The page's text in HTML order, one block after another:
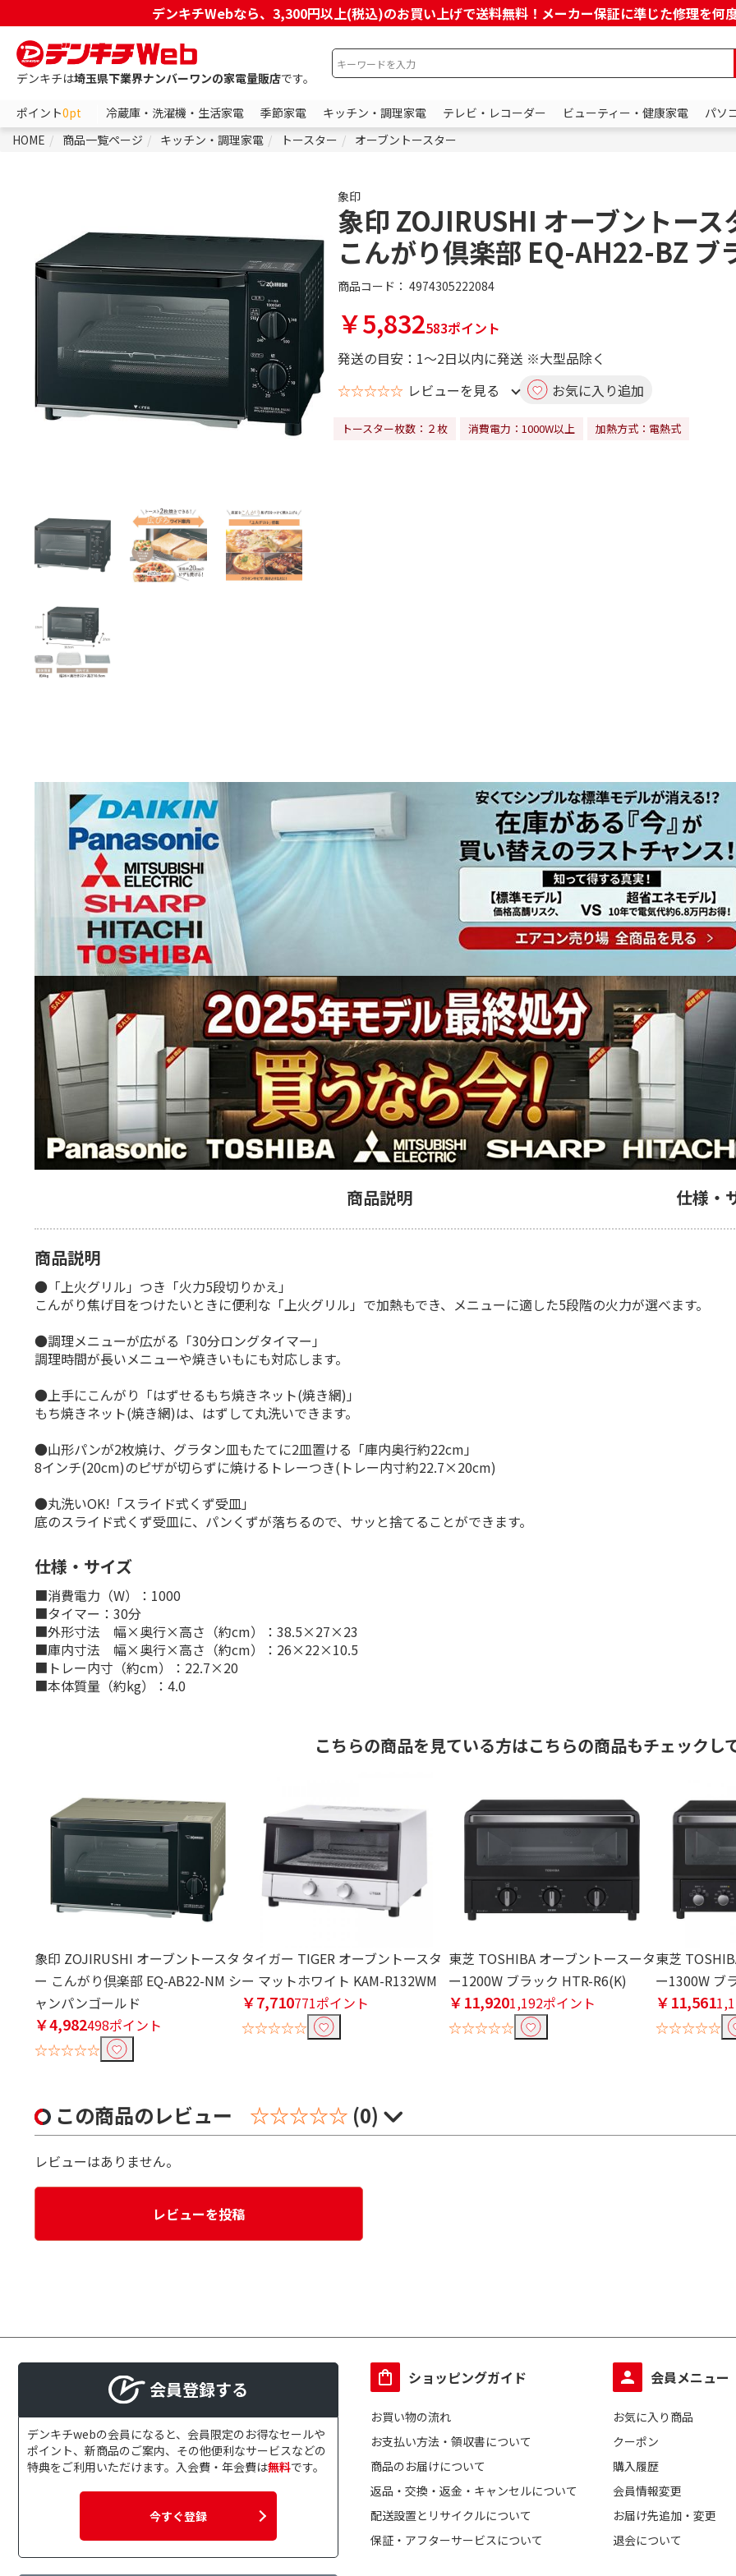
デンキチWebなら、3,300円以上(税込)のお買い上げで送料無料！メーカー保証に準じた修理を何
デンキチは埼玉県下業界ナンバーワンの家電量販店です。
ポイント0pt 冷蔵庫・洗濯機・生活家電 季節家電 キッチン・調理家電 テレビ・レコーダー ビューティー・健康家電
パソ
HOME
商品一覧ページ キッチン・調理家電 トースター オーブントースター
象印
象印 ZOJIRUSHI オーブントース
こんがり倶楽部 EQ-AH22-BZ ブ
商品コード： 4974305222084
￥5,832583ポイント
発送の目安：1～2日以内に発送 ※大型品除く
☆☆☆☆☆ レビューを見る お気に入り追加
トースター枚数：２枚 消費電力：1000W以上 加熱方式：電熱式
商品説明 仕様・
商品説明
●「上火グリル」つき「火力5段切りかえ」
こんがり焦げ目をつけたいときに便利な「上火グリル」で加熱もでき、メニューに適した5段階の火力が選べます。
●調理メニューが広がる「30分ロングタイマー」
調理時間が長いメニューや焼きいもにも対応します。
●上手にこんがり「はずせるもち焼きネット(焼き網)」
もち焼きネット(焼き網)は、はずして丸洗いできます。
●山形パンが2枚焼け、グラタン皿もたてに2皿置ける「庫内奥行約22cm」
8インチ(20cm)のピザが切らずに焼けるトレーつき(トレー内寸約22.7×20cm)
●丸洗いOK!「スライド式くず受皿」
底のスライド式くず受皿に、パンくずが落ちるので、サッと捨てることができます。
仕様・サイズ
■消費電力（W）：1000
■タイマー：30分
■外形寸法 幅×奥行×高さ（約cm）：38.5×27×23
■庫内寸法 幅×奥行×高さ（約cm）：26×22×10.5
■トレー内寸（約cm）：22.7×20
■本体質量（約kg）：4.0
こちらの商品を見ている方はこちらの商品もチェックし
象印 ZOJIRUSHI オーブントースタ
ー こんがり倶楽部 EQ-AB22-NM シ
ャンパンゴールド
￥4,982498ポイント
☆☆☆☆☆
タイガー TIGER オーブントースタ
ー マットホワイト KAM-R132WM
￥7,710771ポイント
☆☆☆☆☆
東芝 TOSHIBA オーブントースータ
ー1200W ブラック HTR-R6(K)
￥11,9201,192ポイント
☆☆☆☆☆
東芝
ー1300W ブ
￥11,561
☆☆☆☆☆
この商品のレビュー ☆☆☆☆☆ (0)
レビューはありません。
レビューを投稿
会員登録する
デンキチwebの会員になると、会員限定のお得なセールや
ポイント、新商品のご案内、その他便利なサービスなどの
特典をご利用いただけます。入会費・年会費は無料です。
今すぐ登録
ショッピングガイド
お買い物の流れ
お支払い方法・領収書について
商品のお届けについて
返品・交換・返金・キャンセルについて
配送設置とリサイクルについて
保証・アフターサービスについて
会員メニュー
お気に入り商品
クーポン
購入履歴
会員情報変更
お届け先追加・変更
退会について